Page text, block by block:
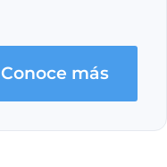
Conoce más